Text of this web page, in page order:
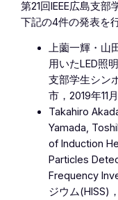
第21回IEEE広島支部
下記の4件の発表を
上薗一輝・山
用いたLED照
支部学生シン
市，2019年11
Takahiro
Yamada,
of Induction
Particles
Frequency
ジウム(HISS)